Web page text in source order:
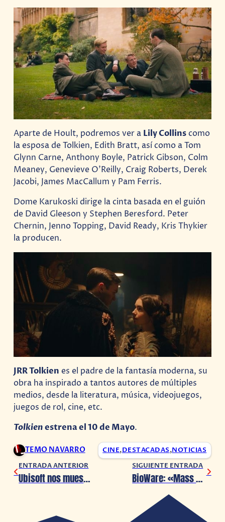
Aparte de Hoult, podremos ver a Lily Collinscomo
la esposa de Tolkien, Edith Bratt, así como a Tom
Glynn Carne, Anthony Boyle, Patrick Gibson, Colm
Meaney, Genevieve O’Reilly, Craig Roberts, Derek
Jacobi, James MacCallum y Pam Ferris.
Dome Karukoski dirige la cinta basada en el guión
de David Gleeson y Stephen Beresford. Peter
Chernin, Jenno Topping, David Ready, Kris Thykier
la producen.
JRR Tolkien es el padre de la fantasía moderna, su
obra ha inspirado a tantos autores de múltiples
medios, desde la literatura, música, videojuegos,
juegos de rol, cine, etc.
Tolkienestrena el 10 de Mayo.
TEMO NAVARRO CINE,DESTACADAS,NOTICIAS
ENTRADA ANTERIOR
Ubisoft nos muestra los lugares más románticos en sus juegos
SIGUIENTE ENTRADA
BioWare: «Mass Effect está muy vivo»